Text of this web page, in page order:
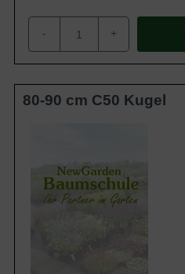
- +
80-90 cm C50 Kugel